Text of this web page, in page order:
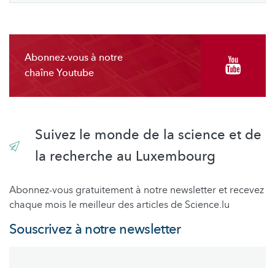
Abonnez-vous à notre
chaîne Youtube
Suivez le monde de la science et de
la recherche au Luxembourg
Abonnez-vous gratuitement à notre newsletter et recevez
chaque mois le meilleur des articles de Science.lu
Souscrivez à notre newsletter